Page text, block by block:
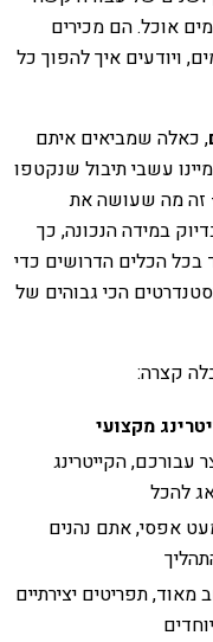
אוכל. הם מכירים
ויודעים איך להפוך כל
, כאלה שמביאים איתם
עשבי תיבול שנקטפו
זה מה שעושה את
במידה הנכונה, כך
הכלים הדרושים כדי
הכי גבוהים של
קצרה:
מקצועי
עבורכם, הקייטרינג
להכל
אפסי, אתם נהנים
מאוד, תפריטים יצירתיים